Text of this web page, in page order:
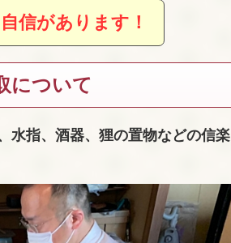
信があります！
について
水指、酒器、狸の置物などの信楽